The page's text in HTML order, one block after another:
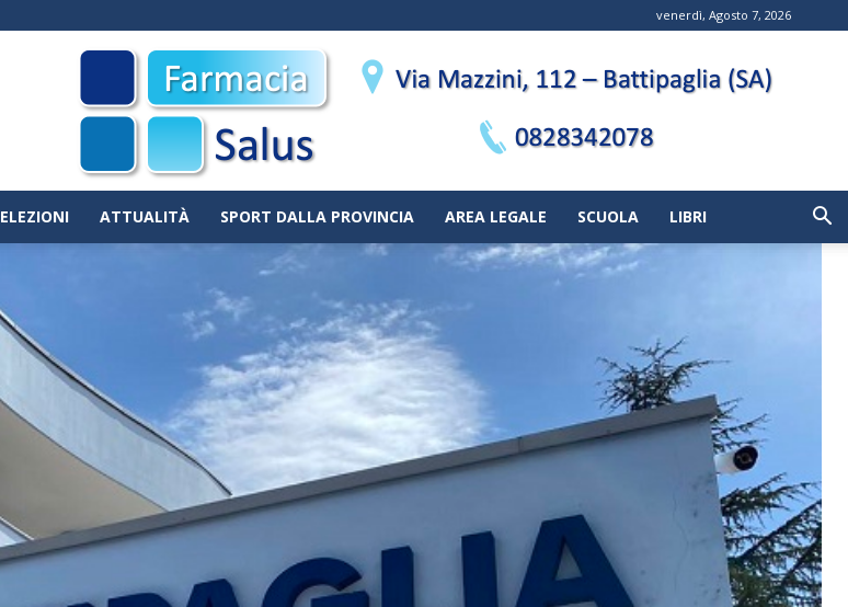
venerdì, Agosto 7, 2026
ELEZIONI ATTUALITÀ SPORT DALLA PROVINCIA AREA LEGALE SCUOLA LIBRI